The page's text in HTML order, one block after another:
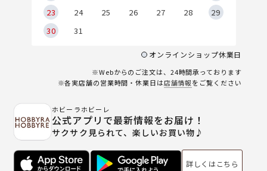
23
24 25 26 27 28
29
30
31
オンラインショップ休業日
※Webからのご注文は、24時間承っております
※各実店舗の営業時間・休業日は店舗情報をご覧ください
ホビーラホビーレ
公式アプリで最新情報をお届け！
サクサク見られて、楽しいお買い物♪
詳しくはこちら